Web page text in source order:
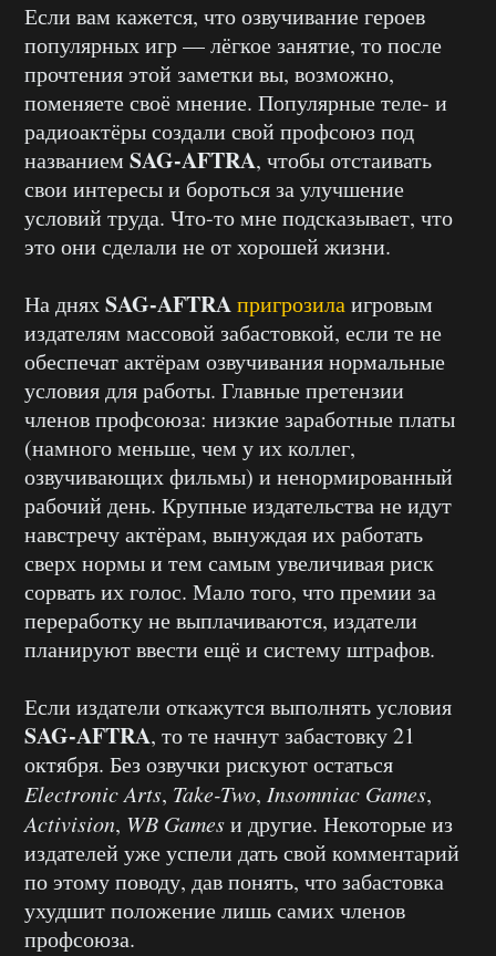
Если вам кажется, что озвучивание героев
популярных игр — лёгкое занятие, то после
прочтения этой заметки вы, возможно,
поменяете своё мнение. Популярные теле- и
радиоактёры создали свой профсоюз под
названием SAG-AFTRA, чтобы отстаивать
свои интересы и бороться за улучшение
условий труда. Что-то мне подсказывает, что
это они сделали не от хорошей жизни.
На дняхSAG-AFTRAпригрозилаигровым
издателям массовой забастовкой, если те не
обеспечат актёрам озвучивания нормальные
условия для работы. Главные претензии
членов профсоюза: низкие заработные платы
(намного меньше, чем у их коллег,
озвучивающих фильмы) и ненормированный
рабочий день. Крупные издательства не идут
навстречу актёрам, вынуждая их работать
сверх нормы и тем самым увеличивая риск
сорвать их голос. Мало того, что премии за
переработку не выплачиваются, издатели
планируют ввести ещё и систему штрафов.
Если издатели откажутся выполнять условия
SAG-AFTRA, то те начнут забастовку 21
октября. Без озвучки рискуют остаться
Electronic Arts, Take-Two, Insomniac Games,
Activision, WB Gamesи другие. Некоторые из
издателей уже успели дать свой комментарий
по этому поводу, дав понять, что забастовка
ухудшит положение лишь самих членов
профсоюза.